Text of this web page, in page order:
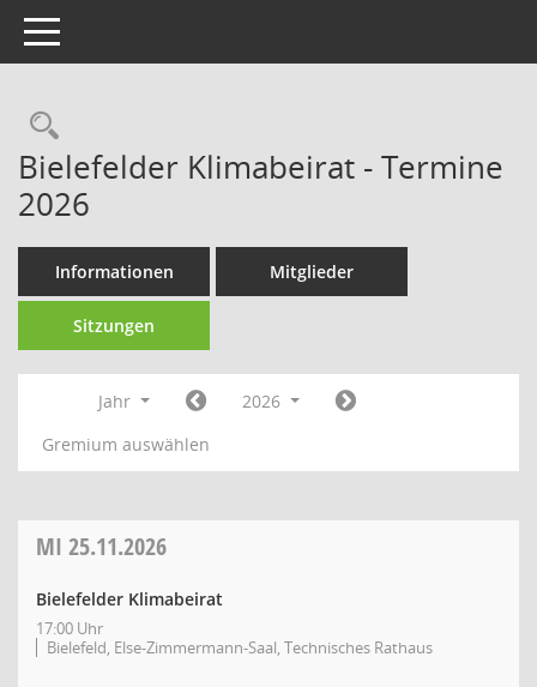
Toggle navigation
Rechercheauswahl
Bielefelder Klimabeirat - Termine
2026
Informationen Mitglieder
Sitzungen
Jahr
2026
Gremium auswählen
MI 25.11.2026
Bielefelder Klimabeirat
17:00 Uhr
Bielefeld, Else-Zimmermann-Saal, Technisches Rathaus